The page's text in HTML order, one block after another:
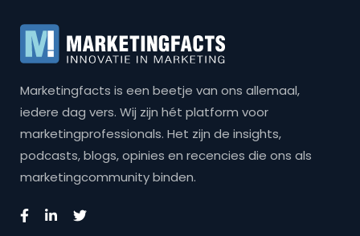
Marketingfacts is een beetje van ons allemaal,
iedere dag vers. Wij zijn hét platform voor
marketingprofessionals. Het zijn de insights,
podcasts, blogs, opinies en recencies die ons als
marketingcommunity binden.